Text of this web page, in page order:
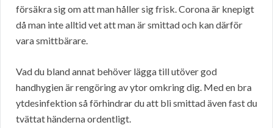
försäkra sig om att man håller sig frisk. Corona är knepigt
då man inte alltid vet att man är smittad och kan därför
vara smittbärare.
Vad du bland annat behöver lägga till utöver god
handhygien är rengöring av ytor omkring dig. Med en bra
ytdesinfektion så förhindrar du att bli smittad även fast du
tvättat händerna ordentligt.